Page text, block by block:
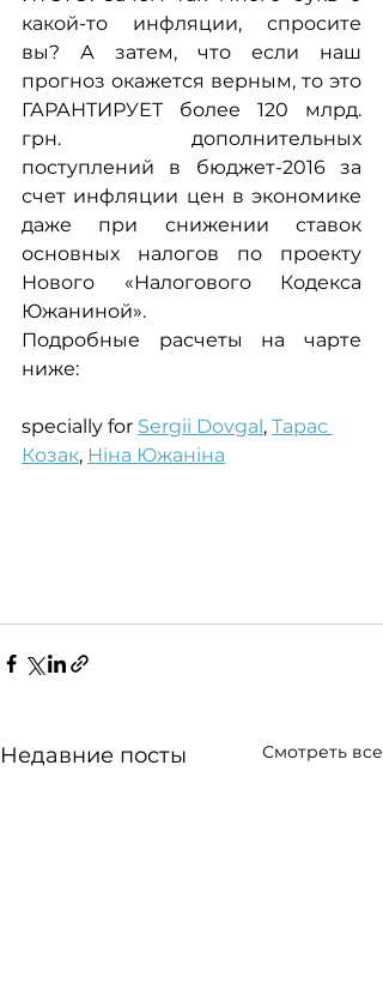
какой-то инфляции, спросите
вы? А затем, что если наш
прогноз окажется верным, то это
ГАРАНТИРУЕТ более 120 млрд.
грн. дополнительных
поступлений в бюджет-2016 за
счет инфляции цен в экономике
даже при снижении ставок
основных налогов по проекту
Нового «Налогового Кодекса
Южаниной».
Подробные расчеты на чарте
ниже:
specially for Sergii Dovgal, Тарас
Козак, Ніна Южаніна
Недавние посты Смотреть все